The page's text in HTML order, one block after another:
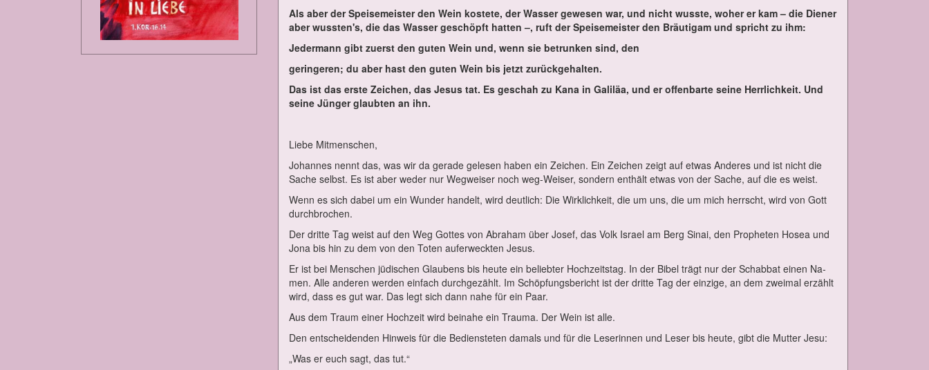
Als aber der Spei­se­meis­ter den Wein kos­te­te, der Was­ser ge­we­sen war, und nicht wuss­te, wo­her er kam – die Die­ner
aber wuss­ten's, die das Was­ser ge­schöpft hat­ten –, ruft der Spei­se­meis­ter den Bräu­ti­gam und spricht zu ihm:
Je­der­mann gibt zu­erst den gu­ten Wein und, wenn sie be­trun­ken sind, den
ge­rin­ge­ren; du aber hast den gu­ten Wein bis jetzt zu­rück­ge­hal­ten.
Das ist das ers­te Zei­chen, das Je­sus tat. Es ge­schah zu Ka­na in Ga­li­läa, und er of­fen­bar­te sei­ne Herr­lich­keit. Und
sei­ne Jün­ger glaub­ten an ihn.
Lie­be Mit­men­schen,
Jo­han­nes nennt das, was wir da ge­ra­de ge­le­sen ha­ben ein Zei­chen. Ein Zei­chen zeigt auf et­was An­de­res und ist nicht die
Sa­che selbst. Es ist aber we­der nur Weg­wei­ser noch weg-Wei­ser, son­dern ent­hält et­was von der Sa­che, auf die es weist.
Wenn es sich da­bei um ein Wun­der han­delt, wird deut­lich: Die Wirk­lich­keit, die um uns, die um mich herrscht, wird von Gott
durch­bro­chen.
Der drit­te Tag weist auf den Weg Got­tes von Abra­ham über Jo­sef, das Volk Is­ra­el am Berg Si­nai, den Pro­phe­ten Ho­sea und
Jo­na bis hin zu dem von den To­ten auf­er­weck­ten Je­sus.
Er ist bei Men­schen jü­di­schen Glau­bens bis heu­te ein be­lieb­ter Hoch­zeits­tag. In der Bi­bel trägt nur der Schab­bat ei­nen Na­
men. Al­le an­de­ren wer­den ein­fach durch­ge­zählt. Im Schöp­fungs­be­richt ist der drit­te Tag der ein­zi­ge, an dem zwei­mal er­zählt
wird, dass es gut war. Das legt sich dann na­he für ein Paar.
Aus dem Traum ei­ner Hoch­zeit wird bei­na­he ein Trau­ma. Der Wein ist al­le.
Den ent­schei­den­den Hin­weis für die Be­diens­te­ten da­mals und für die Le­se­rin­nen und Le­ser bis heu­te, gibt die Mut­ter Je­su:
„Was er euch sagt, das tut.“